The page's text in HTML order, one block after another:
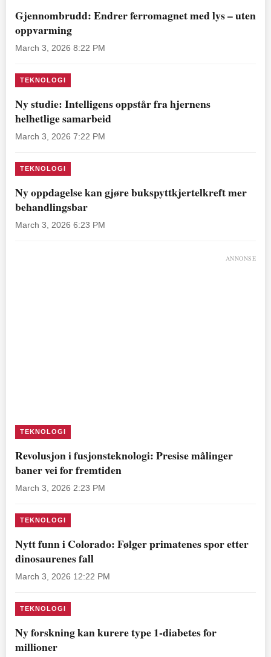
Gjennombrudd: Endrer ferromagnet med lys – uten
oppvarming
March 3, 2026 8:22 PM
TEKNOLOGI
Ny studie: Intelligens oppstår fra hjernens
helhetlige samarbeid
March 3, 2026 7:22 PM
TEKNOLOGI
Ny oppdagelse kan gjøre bukspyttkjertelkreft mer
behandlingsbar
March 3, 2026 6:23 PM
ANNONSE
TEKNOLOGI
Revolusjon i fusjonsteknologi: Presise målinger
baner vei for fremtiden
March 3, 2026 2:23 PM
TEKNOLOGI
Nytt funn i Colorado: Følger primatenes spor etter
dinosaurenes fall
March 3, 2026 12:22 PM
TEKNOLOGI
Ny forskning kan kurere type 1-diabetes for
millioner